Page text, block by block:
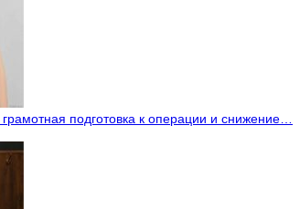
подготовка к операции и снижение…